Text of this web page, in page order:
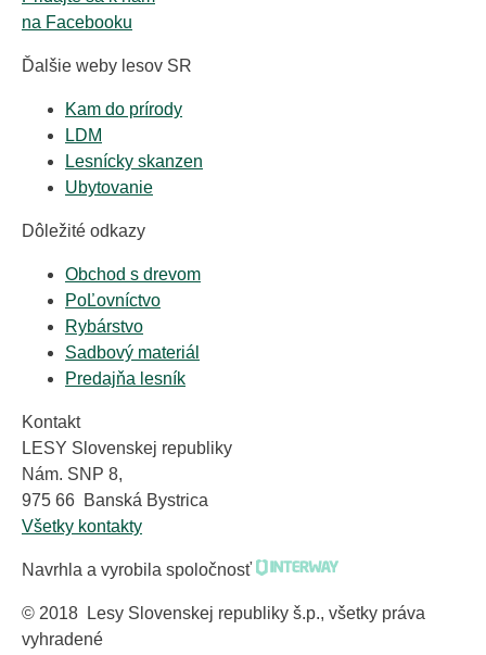
na Facebooku
Ďalšie weby lesov SR
Kam do prírody
LDM
Lesnícky skanzen
Ubytovanie
Dôležité odkazy
Obchod s drevom
PoĽovníctvo
Rybárstvo
Sadbový materiál
Predajňa lesník
Kontakt
LESY Slovenskej republiky
Nám. SNP 8,
975 66 Banská Bystrica
Všetky kontakty
Navrhla a vyrobila spoločnosť
© 2018 Lesy Slovenskej republiky š.p., všetky práva
vyhradené